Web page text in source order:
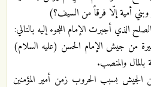
أمية إلّا فرقاً من السيف؟)
الذي أجبرت الإمام اللجوء إليه بالتالي:
من جيش الإمام الحسن (عليه السلام)
بالمال والمنصب.
الجيش بسبب الحروب زمن أمير المؤمنين